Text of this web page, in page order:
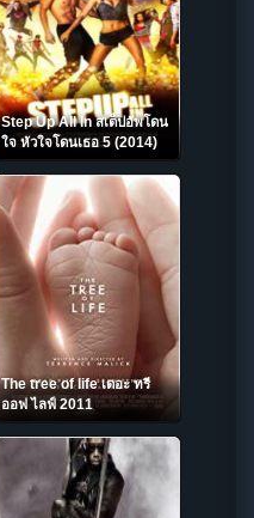
Step Up All In สเต็ปอัพโดน
ใจ หัวใจโดนเธอ 5 (2014)
The tree of life เดอะ ทรี
ออฟ ไลฟ์ 2011